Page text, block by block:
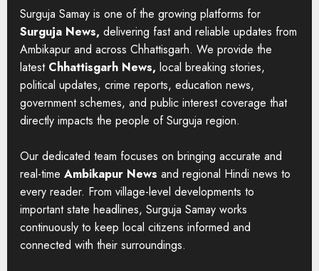
Surguja Samay is one of the growing platforms for
Surguja News, delivering fast and reliable updates from
Ambikapur and across Chhattisgarh. We provide the
latest Chhattisgarh News, local breaking stories,
political updates, crime reports, education news,
government schemes, and public interest coverage that
directly impacts the people of Surguja region.
Our dedicated team focuses on bringing accurate and
real-time Ambikapur News and regional Hindi news to
every reader. From village-level developments to
important state headlines, Surguja Samay works
continuously to keep local citizens informed and
connected with their surroundings.